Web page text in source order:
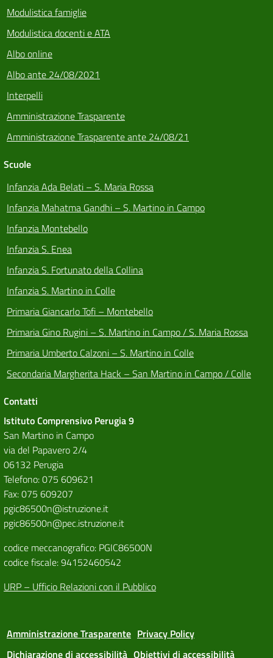
Modulistica famiglie
Modulistica docenti e ATA
Albo online
Albo ante 24/08/2021
Interpelli
Amministrazione Trasparente
Amministrazione Trasparente ante 24/08/21
Scuole
Infanzia Ada Belati – S. Maria Rossa
Infanzia Mahatma Gandhi – S. Martino in Campo
Infanzia Montebello
Infanzia S. Enea
Infanzia S. Fortunato della Collina
Infanzia S. Martino in Colle
Primaria Giancarlo Tofi – Montebello
Primaria Gino Rugini – S. Martino in Campo / S. Maria Rossa
Primaria Umberto Calzoni – S. Martino in Colle
Secondaria Margherita Hack – San Martino in Campo / Colle
Contatti
Istituto Comprensivo Perugia 9
San Martino in Campo
via del Papavero 2/4
06132 Perugia
Telefono: 075 609621
Fax: 075 609207
pgic86500n@istruzione.it
pgic86500n@pec.istruzione.it
codice meccanografico: PGIC86500N
codice fiscale: 94152460542
URP – Ufficio Relazioni con il Pubblico
Amministrazione Trasparente Privacy Policy
Dichiarazione di accessibilità Obiettivi di accessibilità